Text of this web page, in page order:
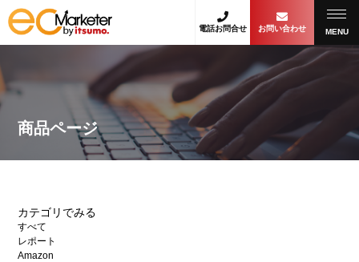
電話お問合せ お問い合わせ MENU
商品ページ
カテゴリでみる
すべて
レポート
Amazon